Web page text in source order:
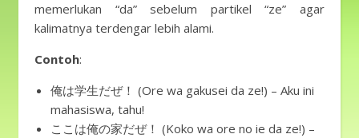
memerlukan “da” sebelum partikel “ze” agar
kalimatnya terdengar lebih alami.
Contoh:
俺は学生だぜ！ (Ore wa gakusei da ze!) – Aku ini
mahasiswa, tahu!
ここは俺の家だぜ！ (Koko wa ore no ie da ze!) –